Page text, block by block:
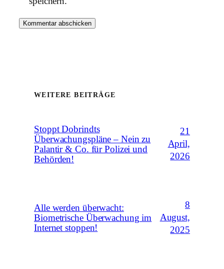
WEITERE BEITRÄGE
Stoppt Dobrindts
Überwachungspläne – Nein zu
Palantir & Co. für Polizei und
Behörden!
21
April,
2026
Alle werden überwacht:
Biometrische Überwachung im
Internet stoppen!
8
August,
2025